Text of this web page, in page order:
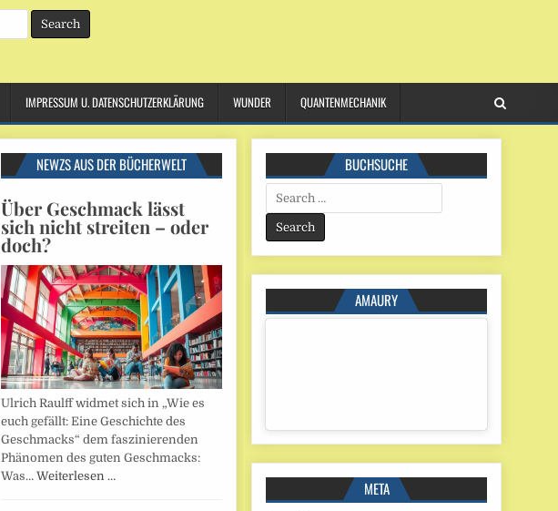
IMPRESSUM U. DATENSCHUTZERKLÄRUNG WUNDER QUANTENMECHANIK
NEWZS AUS DER BÜCHERWELT
Über Geschmack lässt
sich nicht streiten – oder
doch?
Ulrich Raulff widmet sich in „Wie es
euch gefällt: Eine Geschichte des
Geschmacks“ dem faszinierenden
Phänomen des guten Geschmacks:
Was… Weiterlesen …
BUCHSUCHE
Search
for:
AMAURY
META